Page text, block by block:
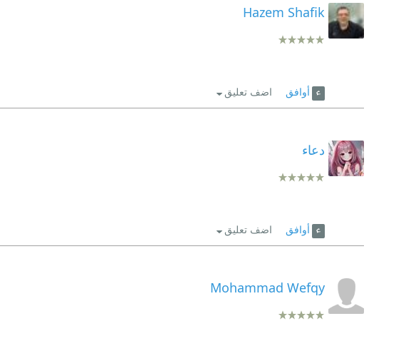
Hazem Shafik
أوافق اضف تعليق
دعاء
أوافق اضف تعليق
Mohammad Wefqy